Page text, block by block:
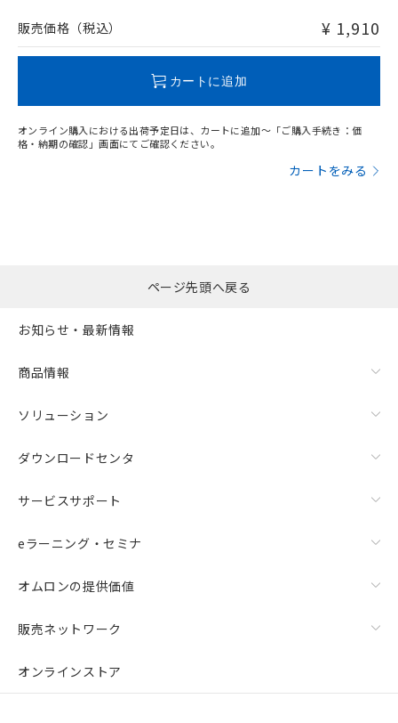
問い合わせください。
販売価格（税込） ¥ 1,910
カートに追加
オンライン購入における出荷予定日は、カートに追加～「ご購入手続き：価
格・納期の確認」画面にてご確認ください。
カートをみる
ページ先頭へ戻る
お知らせ・最新情報
商品情報
ソリューション
ダウンロードセンタ
サービスサポート
eラーニング・セミナ
オムロンの提供価値
販売ネットワーク
オンラインストア